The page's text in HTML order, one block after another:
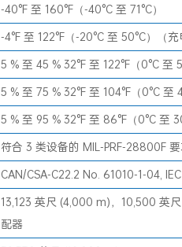
-40°F 至 160°F（-40°C 至 71°C）
-4°F 至 122°F（-20°C 至 50°C）（
5 % 至 45 % 32°F 至 122°F（0°C 至
5 % 至 75 % 32°F 至 104°F（0°C 至
5 % 至 95 % 32°F 至 86°F（0°C 至
符合 3 类设备的 MIL-PRF-28800F
CAN/CSA-C22.2 No. 61010-1-04,
13,123 英尺 (4,000 m)，10,500 英
配器